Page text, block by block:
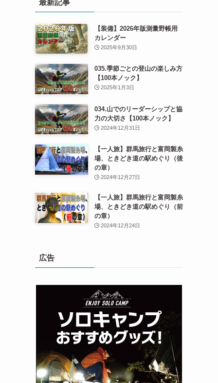
最新記事
【装備】2026年版測量野帳用
カレンダー
2025年9月30日
035.季節ごとの登山の楽しみ方
【100本ノック】
2025年1月3日
034.山でのリーダーシップと協
力の大切さ【100本ノック】
2024年12月31日
【一人旅】群馬旅行と富岡製糸
場、ときどき道の駅めぐり（後
の章）
2024年12月27日
【一人旅】群馬旅行と富岡製糸
場、ときどき道の駅めぐり（前
の章）
2024年12月24日
広告